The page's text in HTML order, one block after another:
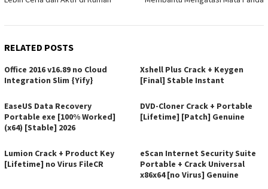
RELATED POSTS
Office 2016 v16.89 no Cloud
Integration Slim {Yify}
Xshell Plus Crack + Keygen
[Final] Stable Instant
EaseUS Data Recovery
Portable exe [100% Worked]
(x64) [Stable] 2026
DVD-Cloner Crack + Portable
[Lifetime] [Patch] Genuine
Lumion Crack + Product Key
[Lifetime] no Virus FileCR
eScan Internet Security Suite
Portable + Crack Universal
x86x64 [no Virus] Genuine